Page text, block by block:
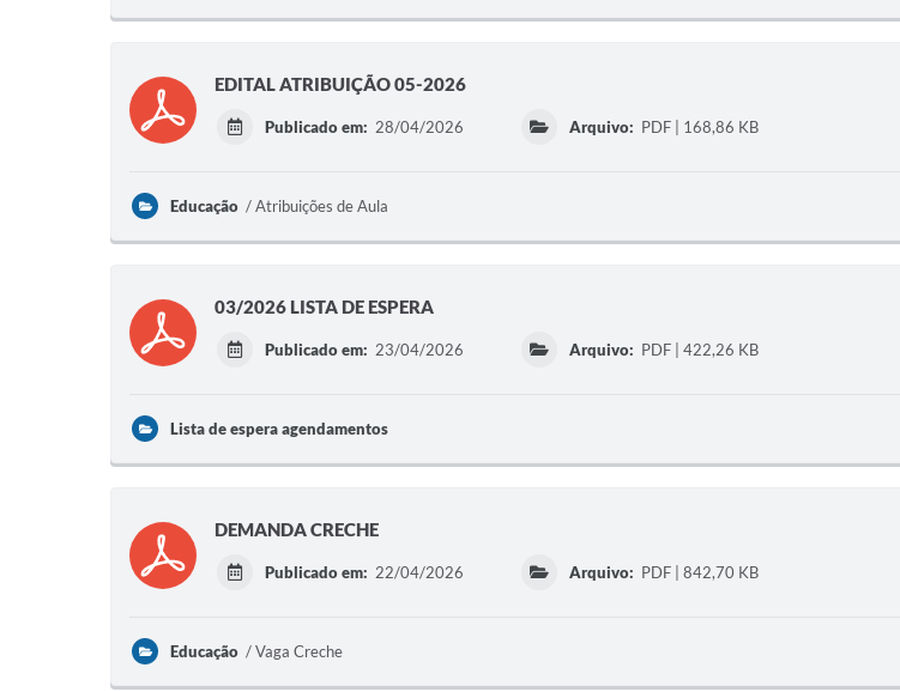
EDITAL ATRIBUIÇÃO 05-2026
Publicado em: 28/04/2026 Arquivo: PDF | 168,86 KB
Educação Atribuições de Aula
03/2026 LISTA DE ESPERA
Publicado em: 23/04/2026 Arquivo: PDF | 422,26 KB
Lista de espera agendamentos
DEMANDA CRECHE
Publicado em: 22/04/2026 Arquivo: PDF | 842,70 KB
Educação Vaga Creche